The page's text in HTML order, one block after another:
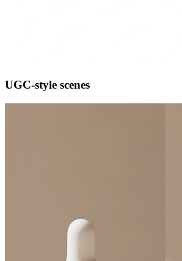
UGC-style scenes